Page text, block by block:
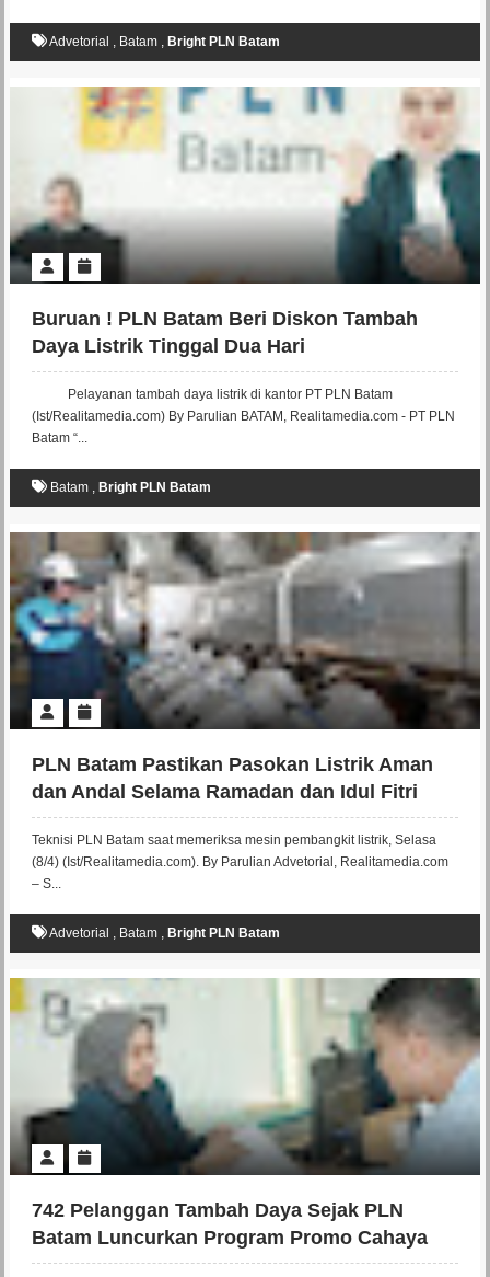
Advetorial , Batam, Bright PLN Batam
Buruan ! PLN Batam Beri Diskon Tambah
Daya Listrik Tinggal Dua Hari
Pelayanan tambah daya listrik di kantor PT PLN Batam
(Ist/Realitamedia.com) By Parulian BATAM, Realitamedia.com - PT PLN
Batam “...
Batam, Bright PLN Batam
PLN Batam Pastikan Pasokan Listrik Aman
dan Andal Selama Ramadan dan Idul Fitri
1446 H
Teknisi PLN Batam saat memeriksa mesin pembangkit listrik, Selasa
(8/4) (Ist/Realitamedia.com). By Parulian Advetorial, Realitamedia.com
– S...
Advetorial , Batam, Bright PLN Batam
742 Pelanggan Tambah Daya Sejak PLN
Batam Luncurkan Program Promo Cahaya
Ramadan 2025